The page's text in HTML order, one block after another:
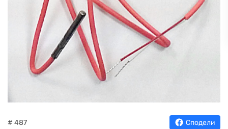
КАМИНИ
НА
ДЪРВА
KАМИНИ
НА
ПЕЛЕТИ
КОТЛИ
KОТЛИ
# 487 Сподели